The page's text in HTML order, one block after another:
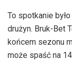
To spotkanie
drużyn. Bruk-Bet
końcem sezonu
może spaść na